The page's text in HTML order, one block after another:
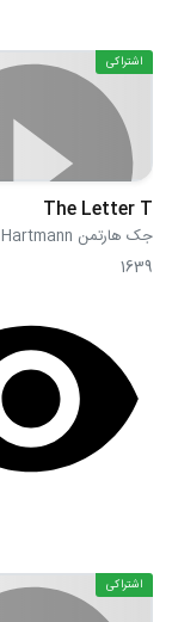
اشتراکی
The Letter T
جک هارتمن Jack Hartmann
1639
اشتراکی